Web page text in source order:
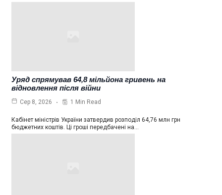
Уряд спрямував 64,8 мільйона гривень на
відновлення після війни
Сер 8, 2026 1 Min Read
Кабінет міністрів України затвердив розподіл 64,76 млн грн
бюджетних коштів. Ці гроші передбачені на…